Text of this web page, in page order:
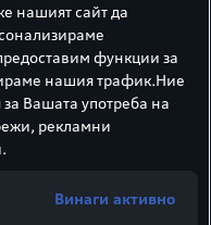
и
нашият сайт да
функции за
нашия трафик.Ние
Вашата употреба на
рекламни
Винаги активно